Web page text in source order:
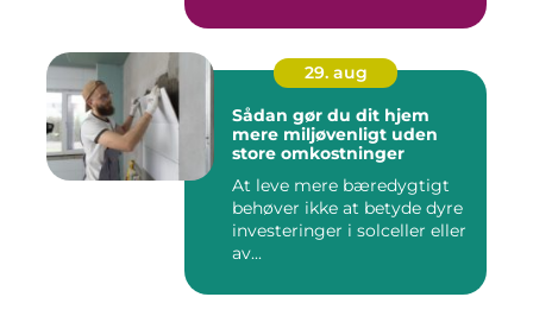
29. aug
Sådan gør du dit hjem
mere miljøvenligt uden
store omkostninger
At leve mere bæredygtigt
behøver ikke at betyde dyre
investeringer i solceller eller
av...